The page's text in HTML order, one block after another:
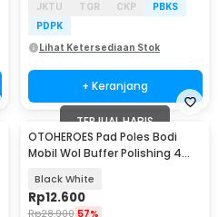
JKTU
TGR CKP
PBKS
PDPK
Lihat Ketersediaan Stok
+ Keranjang
TERJUAL HABIS
OTOHEROES Pad Poles Bodi
Mobil Wol Buffer Polishing 4
Black White
Rp12.600
Rp28.900 57%